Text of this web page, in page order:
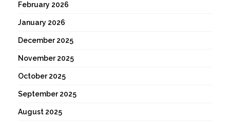
February 2026
January 2026
December 2025
November 2025
October 2025
September 2025
August 2025